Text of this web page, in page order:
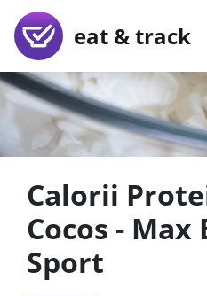
eat & track
Calorii
Cocos - Max
Sport